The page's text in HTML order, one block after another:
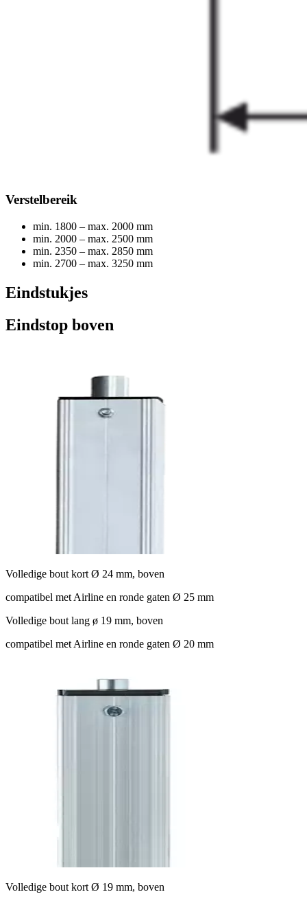
Verstelbereik
min. 1800 – max. 2000 mm
min. 2000 – max. 2500 mm
min. 2350 – max. 2850 mm
min. 2700 – max. 3250 mm
Eindstukjes
Eindstop boven
Volledige bout kort Ø 24 mm, boven
compatibel met Airline en ronde gaten Ø 25 mm
Volledige bout lang ø 19 mm, boven
compatibel met Airline en ronde gaten Ø 20 mm
Volledige bout kort Ø 19 mm, boven